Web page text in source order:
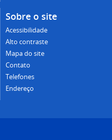
Sobre o site
Acessibilidade
Alto contraste
Mapa do site
Contato
Telefones
Endereço